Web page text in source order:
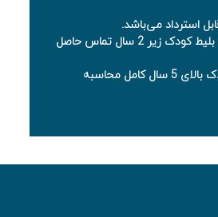
استرداد می‌باشد.
برای اطلاع از هزینه بلیط کودک زیر 2 سال تماس حاصل
هزینه تور برای کودک بالای 5 سال کامل محاسبه